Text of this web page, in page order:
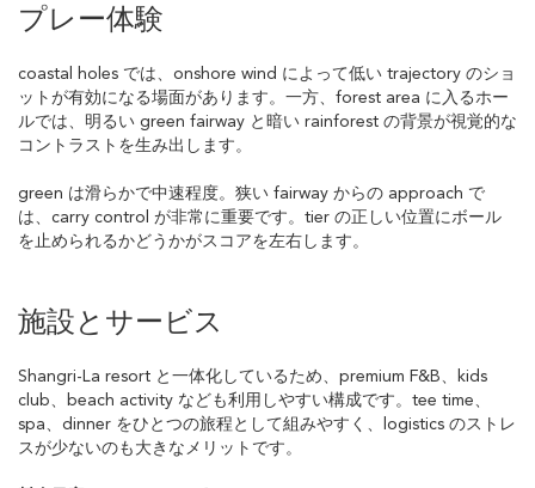
プレー体験
coastal holes では、onshore wind によって低い trajectory のショ
ットが有効になる場面があります。一方、forest area に入るホー
ルでは、明るい green fairway と暗い rainforest の背景が視覚的な
コントラストを生み出します。
green は滑らかで中速程度。狭い fairway からの approach で
は、carry control が非常に重要です。tier の正しい位置にボール
を止められるかどうかがスコアを左右します。
施設とサービス
Shangri-La resort と一体化しているため、premium F&B、kids
club、beach activity なども利用しやすい構成です。tee time、
spa、dinner をひとつの旅程として組みやすく、logistics のストレ
スが少ないのも大きなメリットです。